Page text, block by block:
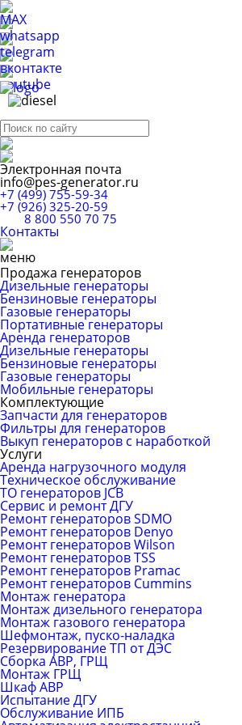
Электронная почта
info@pes-generator.ru
+7 (499) 755-59-34
+7 (926) 325-20-59
8 800 550 70 75
Контакты
Продажа генераторов
Дизельные генераторы
Бензиновые генераторы
Газовые генераторы
Портативные генераторы
Аренда генераторов
Дизельные генераторы
Бензиновые генераторы
Газовые генераторы
Мобильные генераторы
Комплектующие
Запчасти для генераторов
Фильтры для генераторов
Выкуп генераторов с наработкой
Услуги
Аренда нагрузочного модуля
Техническое обслуживание
ТО генераторов JCB
Сервис и ремонт ДГУ
Ремонт генераторов SDMO
Ремонт генераторов Denyo
Ремонт генераторов Wilson
Ремонт генераторов TSS
Ремонт генераторов Pramac
Ремонт генераторов Сummins
Монтаж генератора
Монтаж дизельного генератора
Монтаж газового генератора
Шефмонтаж, пуско-наладка
Резервирование ТП от ДЭС
Сборка АВР, ГРЩ
Монтаж ГРЩ
Шкаф АВР
Испытание ДГУ
Обслуживание ИПБ